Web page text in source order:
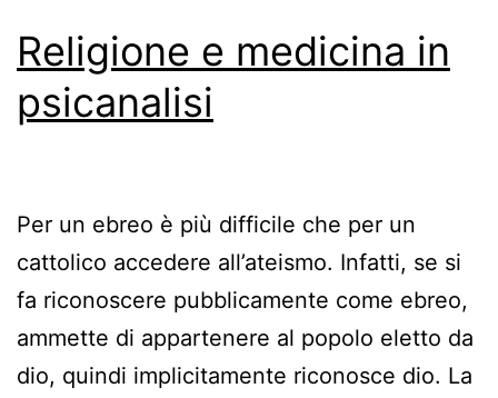
Religione e medicina in
psicanalisi
Per un ebreo è più difficile che per un
cattolico accedere all’ateismo. Infatti, se si
fa riconoscere pubblicamente come ebreo,
ammette di appartenere al popolo eletto da
dio, quindi implicitamente riconosce dio. La